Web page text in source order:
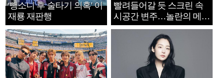
‘뺑소니 후 술타기 의혹’ 이
재룡 재판행
빨려들어갈 듯 스크린 속
시공간 변주…놀란의 메시
지는 ‘전쟁 속죄’